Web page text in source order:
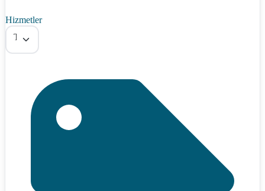
Hizmetler
Tümü